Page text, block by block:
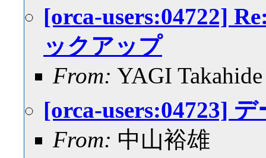
[orca-users:04722]
ックアップ
From: YAGI Takahide
[orca-users:04723]
From: 中山裕雄